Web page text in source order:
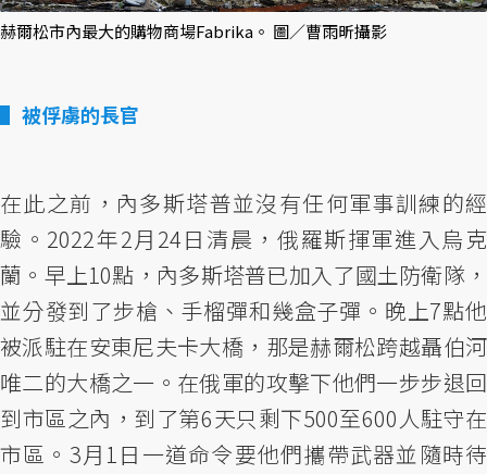
赫爾松市內最大的購物商場Fabrika。 圖／曹雨昕攝影
被俘虜的長官
在此之前，內多斯塔普並沒有任何軍事訓練的經
驗。2022年2月24日清晨，俄羅斯揮軍進入烏克
蘭。早上10點，內多斯塔普已加入了國土防衛隊，
並分發到了步槍、手榴彈和幾盒子彈。晚上7點他
被派駐在安東尼夫卡大橋，那是赫爾松跨越聶伯河
唯二的大橋之一。在俄軍的攻擊下他們一步步退回
到市區之內，到了第6天只剩下500至600人駐守在
市區。3月1日一道命令要他們攜帶武器並隨時待